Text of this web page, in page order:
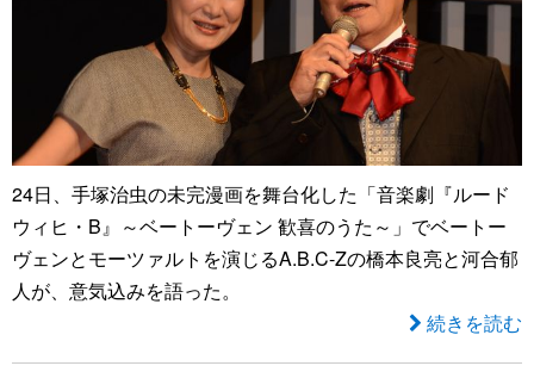
24日、手塚治虫の未完漫画を舞台化した「音楽劇『ルード
ウィヒ・B』～ベートーヴェン 歓喜のうた～」でベートー
ヴェンとモーツァルトを演じるA.B.C-Zの橋本良亮と河合郁
人が、意気込みを語った。
続きを読む